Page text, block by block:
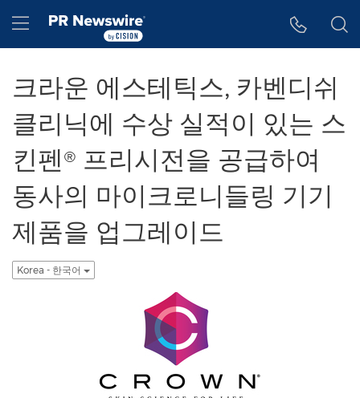
Hamburger menu
크라운 에스테틱스, 카벤디쉬
클리닉에 수상 실적이 있는 스
킨펜® 프리시전을 공급하여
동사의 마이크로니들링 기기
제품을 업그레이드
Korea - 한국어